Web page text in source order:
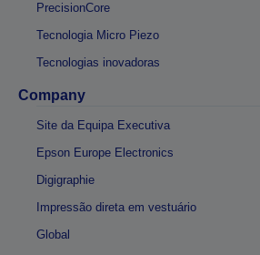
PrecisionCore
Tecnologia Micro Piezo
Tecnologias inovadoras
Company
Site da Equipa Executiva
Epson Europe Electronics
Digigraphie
Impressão direta em vestuário
Global